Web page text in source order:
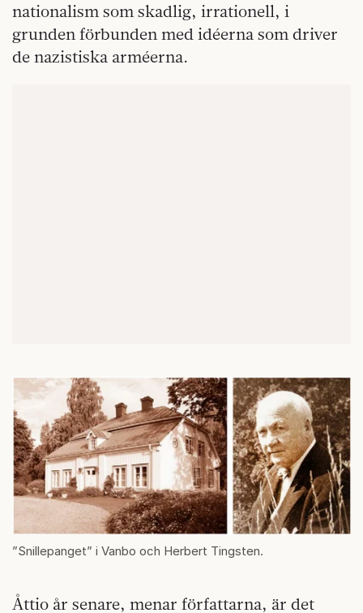
nationalism som skadlig, irrationell, i
grunden förbunden med idéerna som driver
de nazistiska arméerna.
”Snillepanget” i Vanbo och Herbert Tingsten.
Åttio år senare, menar författarna, är det